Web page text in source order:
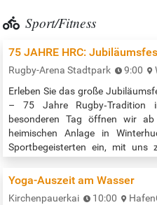
Sport/Fitness
75 JAHRE HRC:
Rugby-Arena Stadtpark 9:00
Erleben Sie das große
– 75 Jahre Rugby‑Tradition
besonderen Tag öffnen wir
heimischen Anlage in
Sportbegeisterten ein, mit uns
13:00 Uhr ihr Können in einem
gegen eine Mannschchaft aus…
Yoga-Auszeit am Wasser
Kirchenpauerkai 10:00